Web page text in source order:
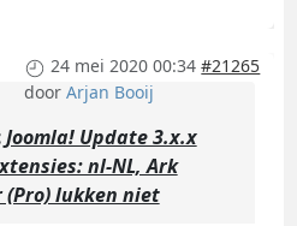
24 mei 2020 00:34 #21265
doorArjan Booij
Joomla! Update 3.x.x
nl-NL, Ark
(Pro) lukken niet